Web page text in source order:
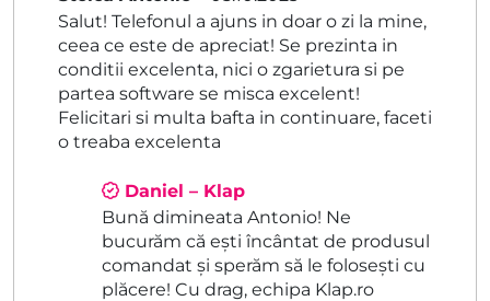
Evaluat la5
din 5
Salut! Telefonul a ajuns in doar o zi la mine,
ceea ce este de apreciat! Se prezinta in
conditii excelenta, nici o zgarietura si pe
partea software se misca excelent!
Felicitari si multa bafta in continuare, faceti
o treaba excelenta
Daniel – Klap
Bună dimineata Antonio! Ne
bucurăm că ești încântat de produsul
comandat și sperăm să le folosești cu
plăcere! Cu drag, echipa Klap.ro